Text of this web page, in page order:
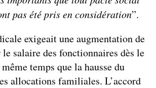
pas été pris en considération”.
exigeait une augmentation de
salaire des fonctionnaires dès le
temps que la hausse du
allocations familiales. L’accord